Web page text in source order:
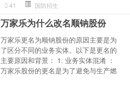
41 国防招生
万家乐为什么改名顺钠股份
万家乐更名为顺钠股份的原因主要是为
了区分不同的业务实体。以下是更名的
主要原因和背景： 1. 业务实体混淆 ：
万家乐股份的更名是为了避免与生产燃